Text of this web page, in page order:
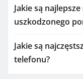
Jakie są
uszkodzonego
Jakie są
telefonu?